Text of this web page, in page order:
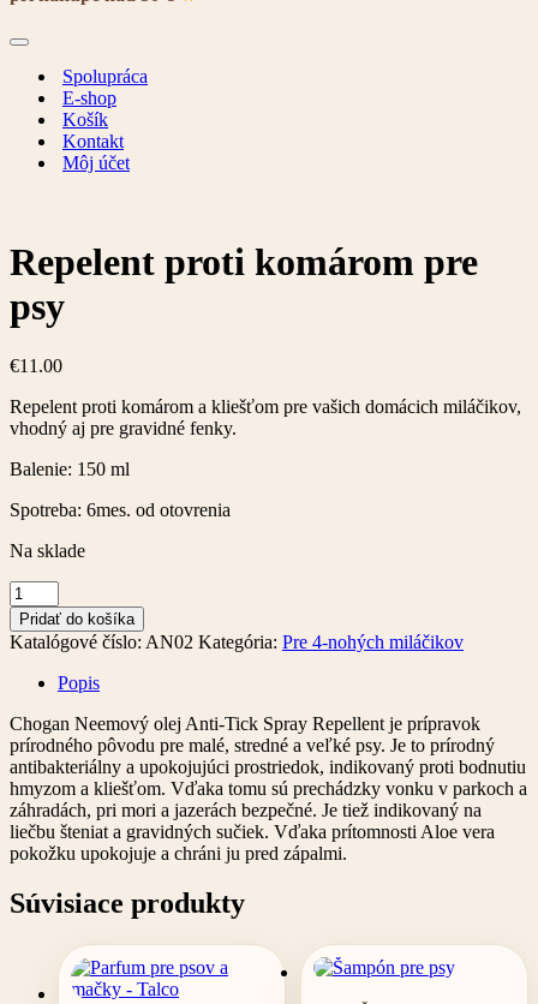
Menu
navigácieSpolupráca
E-shop
Košík
Kontakt
Môj účet
Repelent proti komárom pre
psy
€11.00
Repelent proti komárom a kliešťom pre vašich domácich miláčikov,
vhodný aj pre gravidné fenky.
Balenie: 150 ml
Spotreba: 6mes. od otovrenia
Na sklade
množstvo
Repelent
proti
komárom
Pridať do košíka
Katalógové číslo: AN02 Kategória: Pre 4-nohých miláčikov
Popis
Chogan Neemový olej Anti-Tick Spray Repellent je prípravok
prírodného pôvodu pre malé, stredné a veľké psy. Je to prírodný
antibakteriálny a upokojujúci prostriedok, indikovaný proti bodnutiu
hmyzom a kliešťom. Vďaka tomu sú prechádzky vonku v parkoch a
záhradách, pri mori a jazerách bezpečné. Je tiež indikovaný na
liečbu šteniat a gravidných sučiek. Vďaka prítomnosti Aloe vera
pokožku upokojuje a chráni ju pred zápalmi.
Súvisiace produkty